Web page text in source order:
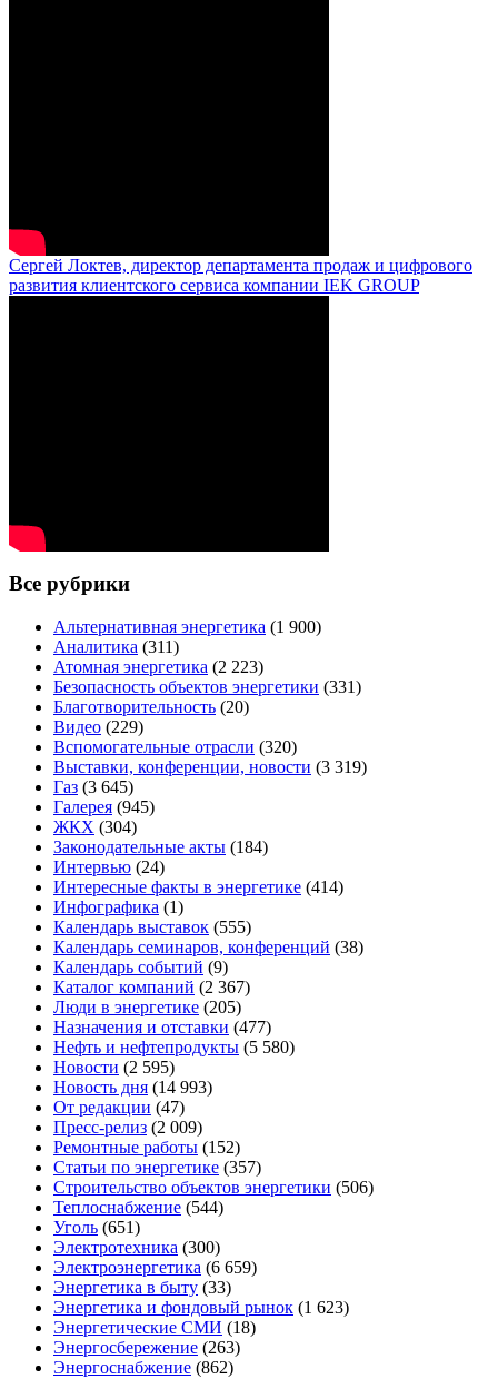
Сергей Локтев, директор департамента продаж и цифрового
развития клиентского сервиса компании IEK GROUP
Все рубрики
Альтернативная энергетика (1 900)
Аналитика (311)
Атомная энергетика (2 223)
Безопасность объектов энергетики (331)
Благотворительность (20)
Видео (229)
Вспомогательные отрасли (320)
Выставки, конференции, новости (3 319)
Газ (3 645)
Галерея (945)
ЖКХ (304)
Законодательные акты (184)
Интервью (24)
Интересные факты в энергетике (414)
Инфографика (1)
Календарь выставок (555)
Календарь семинаров, конференций (38)
Календарь событий (9)
Каталог компаний (2 367)
Люди в энергетике (205)
Назначения и отставки (477)
Нефть и нефтепродукты (5 580)
Новости (2 595)
Новость дня (14 993)
От редакции (47)
Пресс-релиз (2 009)
Ремонтные работы (152)
Статьи по энергетике (357)
Строительство объектов энергетики (506)
Теплоснабжение (544)
Уголь (651)
Электротехника (300)
Электроэнергетика (6 659)
Энергетика в быту (33)
Энергетика и фондовый рынок (1 623)
Энергетические СМИ (18)
Энергосбережение (263)
Энергоснабжение (862)